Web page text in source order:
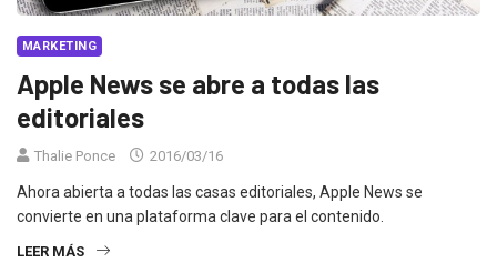
MARKETING
Apple News se abre a todas las
editoriales
Thalie Ponce 2016/03/16
Ahora abierta a todas las casas editoriales, Apple News se
convierte en una plataforma clave para el contenido.
LEER MÁS